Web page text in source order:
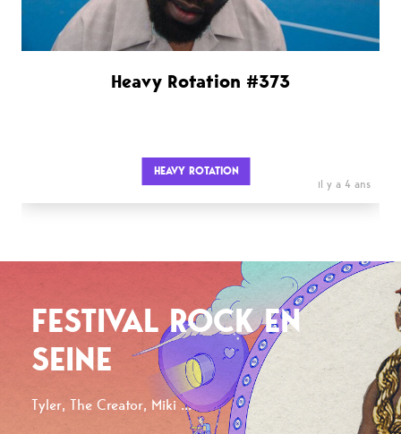
Heavy Rotation #373
HEAVY ROTATION
il y a 4 ans
FESTIVAL ROCK EN
SEINE
Tyler, The Creator, Miki ...